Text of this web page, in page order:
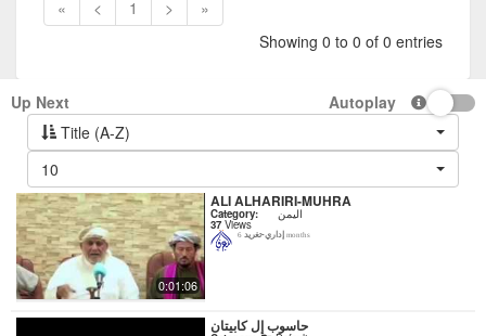
« < 1 >
»
Showing 0 to 0 of 0 entries
Up Next
Autoplay
Title (A-Z)
10
0:01:06
ALI ALHARIRI-MUHRA
Category: اليمن
37Views
إداري-تغريد 6 months
حاسوب إل كابيتان